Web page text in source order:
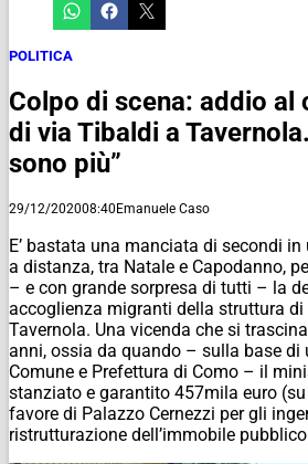
POLITICA
Colpo di scena: addio al
di via Tibaldi a
sono più”
29/12/202008:40Emanuele Caso
E’ bastata una manciata di secondi
a distanza, tra Natale e Capodanno,
– e con grande sorpresa di tutti – la
accoglienza migranti della struttura di
Tavernola. Una vicenda che si
anni, ossia da quando – sulla base di
Comune e Prefettura di Como – il
stanziato e garantito 457mila euro
favore di Palazzo Cernezzi per gli
ristrutturazione dell’immobile